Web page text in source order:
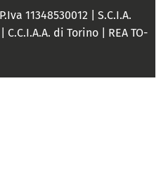
11348530012 | S.C.I.A.
di Torino | REA TO-